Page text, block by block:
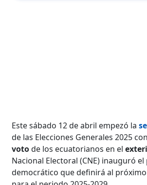
Este sábado 12 de abril empezó la
de las Elecciones Generales 2025
votode los ecuatorianos en el
Nacional Electoral (CNE) inauguró
democrático que definirá al